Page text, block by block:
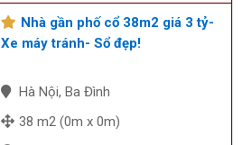
Nhà gần phố cổ 38m2 giá 3 tỷ-
Xe máy tránh- Sổ đẹp!
Hà Nội, Ba Đình
38 m2 (0m x 0m)